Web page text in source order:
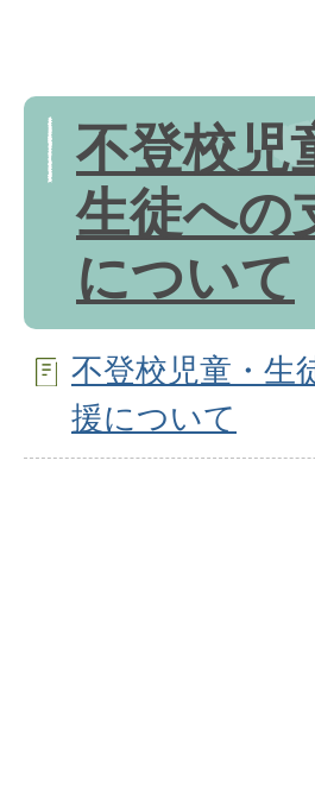
不登校児
生徒への
について
不登校児童・生
援について